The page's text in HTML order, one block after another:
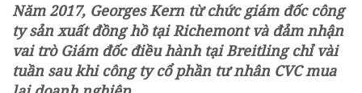
Năm 2017, Georges Kern từ chức giám đốc công
ty sản xuất đồng hồ tại Richemont và đảm nhận
vai trò Giám đốc điều hành tại Breitling chỉ vài
tuần sau khi công ty cổ phần tư nhân CVC mua